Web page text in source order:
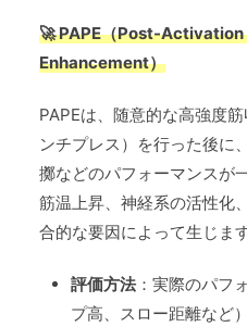
🚀 PAPE（Post-
Enhancement）
PAPEは、随意的な高強度
ンチプレス）を行った後に
擲などのパフォーマンスが
筋温上昇、神経系の活性化
合的な要因によって生じます
評価方法：実際のパフ
プ高、スロー距離など）